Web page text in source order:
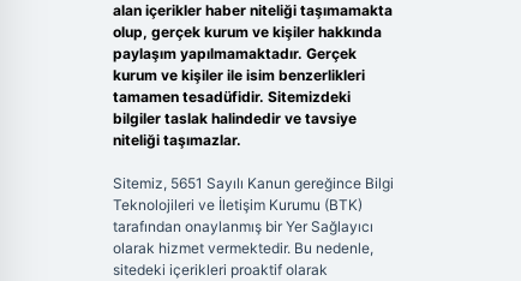
alan içerikler haber niteliği taşımamakta
olup, gerçek kurum ve kişiler hakkında
paylaşım yapılmamaktadır. Gerçek
kurum ve kişiler ile isim benzerlikleri
tamamen tesadüfidir. Sitemizdeki
bilgiler taslak halindedir ve tavsiye
niteliği taşımazlar.
Sitemiz, 5651 Sayılı Kanun gereğince Bilgi
Teknolojileri ve İletişim Kurumu (BTK)
tarafından onaylanmış bir Yer Sağlayıcı
olarak hizmet vermektedir. Bu nedenle,
sitedeki içerikleri proaktif olarak